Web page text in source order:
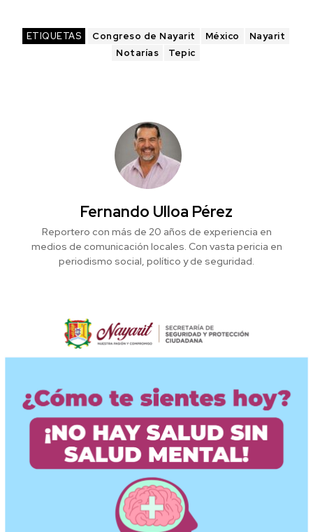
ETIQUETAS Congreso de Nayarit México
Nayarit
Notarías
Tepic
Fernando Ulloa Pérez
Reportero con más de 20 años de experiencia en
medios de comunicación locales. Con vasta pericia en
periodismo social, político y de seguridad.